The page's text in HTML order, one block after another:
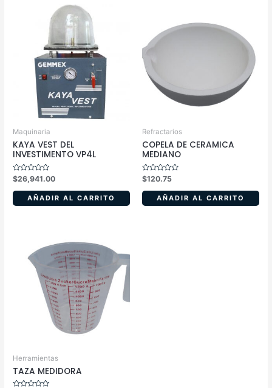
Maquinaria
KAYA VEST DEL
INVESTIMENTO VP4L
Valorado
en
0
5
$26,941.00
AÑADIR AL CARRITO
Refractarios
COPELA DE CERAMICA
MEDIANO
Valorado
en
0
5
$120.75
AÑADIR AL CARRITO
Herramientas
TAZA MEDIDORA